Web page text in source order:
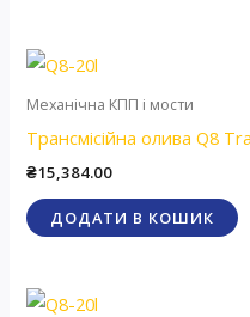
Механічна КПП і мости
Трансмісійна олива Q8
₴15,384.00
ДОДАТИ В КОШИК